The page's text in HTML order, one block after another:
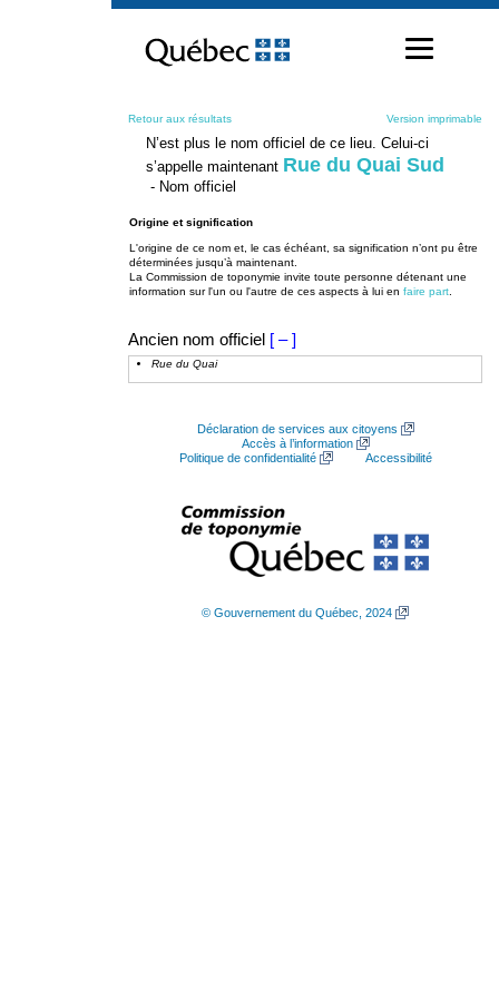
contenu
Retour aux résultats Version imprimable
N’est plus le nom officiel de ce lieu. Celui-ci
s’appelle maintenant Rue du Quai Sud
- Nom officiel
Origine et signification
L'origine de ce nom et, le cas échéant, sa signification n’ont pu être
déterminées jusqu’à maintenant.
La Commission de toponymie invite toute personne détenant une
information sur l'un ou l'autre de ces aspects à lui en faire part
Ancien nom officiel [ – ]
Rue du Quai
Déclaration de services aux citoyens
Accès à l’information
Politique de confidentialité
Accessibilité
© Gouvernement du Québec, 2024